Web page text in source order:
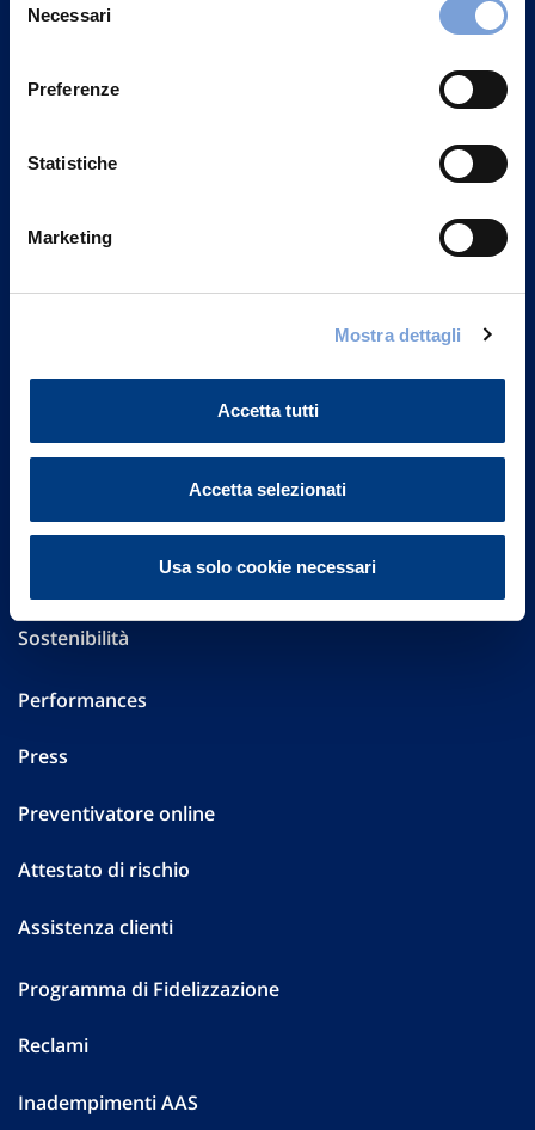
può trovare nel footer del sito nella sezione "Informativa
delNecessari
Preferenze
Statistiche
Marketing
Mostra dettagli
Accetta tutti
Accetta selezionati
Usa solo cookie necessari
Via Ignazio Gardella, 2
Governance
Investor Relations
Altre informazioni
Sostenibilità
Performances
Press
Preventivatore online
Attestato di rischio
Assistenza clienti
Programma di Fidelizzazione
Reclami
Inadempimenti AAS